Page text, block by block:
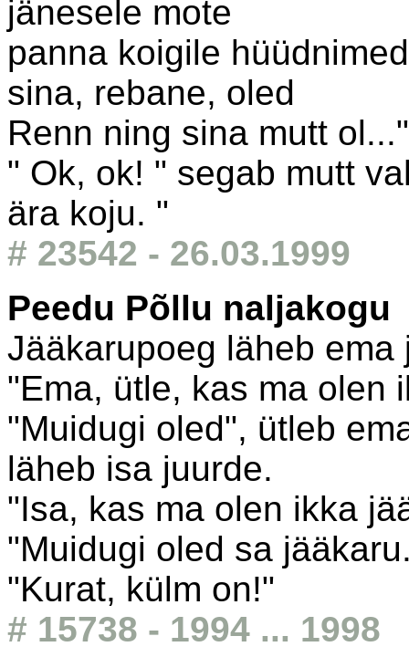
jänesele mote
panna koigile
sina, rebane, oled
Renn ning sina mutt ol..."
" Ok, ok! " segab mutt
ära koju. "
# 23542 - 26.03.1999
Peedu Põllu naljakogu
Jääkarupoeg läheb ema
"Ema, ütle, kas ma olen
"Muidugi oled", ütleb
läheb isa juurde.
"Isa, kas ma olen ikka
"Muidugi oled sa
"Kurat, külm on!"
# 15738 - 1994 ... 1998